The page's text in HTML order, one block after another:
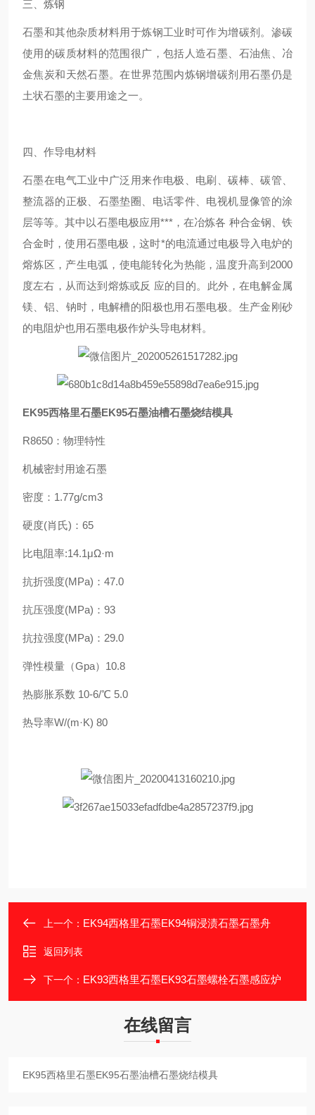
三、炼钢
石墨和其他杂质材料用于炼钢工业时可作为增碳剂。渗碳
使用的碳质材料的范围很广，包括人造石墨、石油焦、冶
金焦炭和天然石墨。在世界范围内炼钢增碳剂用石墨仍是
土状石墨的主要用途之一。
四、作导电材料
石墨在电气工业中广泛用来作电极、电刷、碳棒、碳管、
整流器的正极、石墨垫圈、电话零件、电视机显像管的涂
层等等。其中以石墨电极应用***，在冶炼各 种合金钢、铁
合金时，使用石墨电极，这时*的电流通过电极导入电炉的
熔炼区，产生电弧，使电能转化为热能，温度升高到2000
度左右，从而达到熔炼或反 应的目的。此外，在电解金属
镁、铝、钠时，电解槽的阳极也用石墨电极。生产金刚砂
的电阻炉也用石墨电极作炉头导电材料。
EK95西格里石墨EK95石墨油槽石墨烧结模具
R8650：物理特性
机械密封用途石墨
密度：1.77g/cm3
硬度(肖氏)：65
比电阻率:14.1μΩ·m
抗折强度(MPa)：47.0
抗压强度(MPa)：93
抗拉强度(MPa)：29.0
弹性模量（Gpa）10.8
热膨胀系数 10-6/℃ 5.0
热导率W/(m·K) 80
上一个： EK94西格里石墨EK94铜浸渍石墨石墨舟
返回列表
下一个： EK93西格里石墨EK93石墨螺栓石墨感应炉
在线留言